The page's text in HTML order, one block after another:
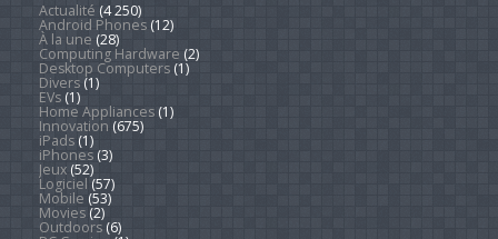
Actualité (4 250)
Android Phones(12)
À la une (28)
Computing Hardware (2)
Desktop Computers(1)
Divers(1)
EVs(1)
Home Appliances(1)
Innovation (675)
iPads(1)
iPhones(3)
Jeux(52)
Logiciel (57)
Mobile (53)
Movies(2)
Outdoors(6)